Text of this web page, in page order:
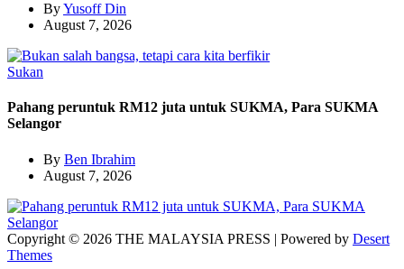
ByYusoff Din
August 7, 2026
Sukan
Pahang peruntuk RM12 juta untuk SUKMA, Para SUKMA
Selangor
By Ben Ibrahim
August 7, 2026
Copyright © 2026 THE MALAYSIA PRESS | Powered by Desert
Themes